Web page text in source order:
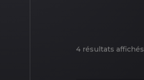
4 résultats affichés